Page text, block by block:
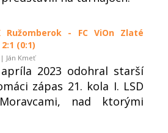
Ružomberok - FC ViOn Zlaté
(0:1)
Ján Kmeť
2023 odohral starší
zápas 21. kola I. LSD
nad ktorými